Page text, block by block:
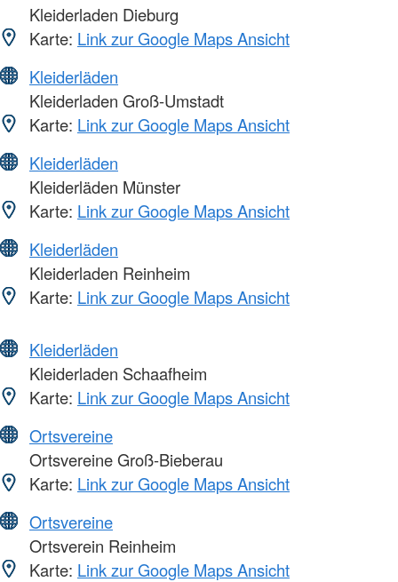
Kleiderladen Dieburg
Karte: Link zur Google Maps Ansicht
Kleiderläden
Kleiderladen Groß-Umstadt
Karte: Link zur Google Maps Ansicht
Kleiderläden
Kleiderläden Münster
Karte: Link zur Google Maps Ansicht
Kleiderläden
Kleiderladen Reinheim
Karte: Link zur Google Maps Ansicht
Kleiderläden
Kleiderladen Schaafheim
Karte: Link zur Google Maps Ansicht
Ortsvereine
Ortsvereine Groß-Bieberau
Karte: Link zur Google Maps Ansicht
Ortsvereine
Ortsverein Reinheim
Karte: Link zur Google Maps Ansicht